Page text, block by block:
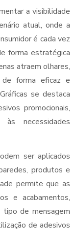
a visibilidade
atual, onde a
é cada vez
forma estratégica
atraem olhares,
de forma eficaz e
se destaca
promocionais,
necessidades
ser aplicados
produtos e
permite que as
e acabamentos,
de mensagem
de adesivos